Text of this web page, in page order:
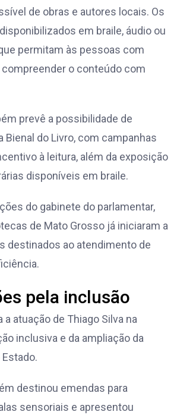
de obras e autores locais. Os
em braile, áudio ou
permitam às pessoas com
o conteúdo com
prevê a possibilidade de
Bienal do Livro, com campanhas
à leitura, além da exposição
disponíveis em braile.
do gabinete do parlamentar,
de Mato Grosso já iniciaram a
destinados ao atendimento de
pela inclusão
a atuação de Thiago Silva na
inclusiva e da ampliação da
destinou emendas para
sensoriais e apresentou